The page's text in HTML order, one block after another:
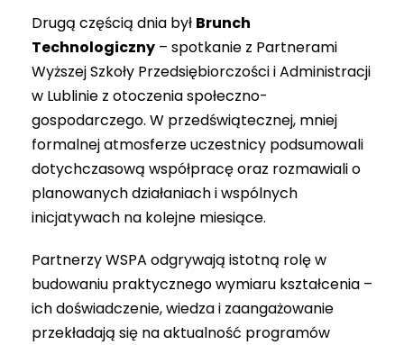
Drugą częścią dnia był Brunch
Technologiczny – spotkanie z Partnerami
Wyższej Szkoły Przedsiębiorczości i Administracji
w Lublinie z otoczenia społeczno-
gospodarczego. W przedświątecznej, mniej
formalnej atmosferze uczestnicy podsumowali
dotychczasową współpracę oraz rozmawiali o
planowanych działaniach i wspólnych
inicjatywach na kolejne miesiące.
Partnerzy WSPA odgrywają istotną rolę w
budowaniu praktycznego wymiaru kształcenia –
ich doświadczenie, wiedza i zaangażowanie
przekładają się na aktualność programów